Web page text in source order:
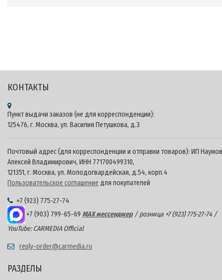
КОНТАКТЫ
Пункт выдачи заказов (не для корреспонденции):
125476, г. Москва, ул. Василия Петушкова, д.3
Почтовый адрес (для корреспонденции и отправки товаров): ИП Наумов
Алексей Владимирович, ИНН 771700499310,
121351, г. Москва, ул. Молодогвардейская, д.54, корп.4
Пользовательское соглашение для покупателей
+7 (923) 775-27-74
+7 (903) 799-65-69 MAX мессенджер/ розница +7 (923) 775-27-74 /
YouTube: CARMEDIA Official
reply-order@carmedia.ru
РАЗДЕЛЫ